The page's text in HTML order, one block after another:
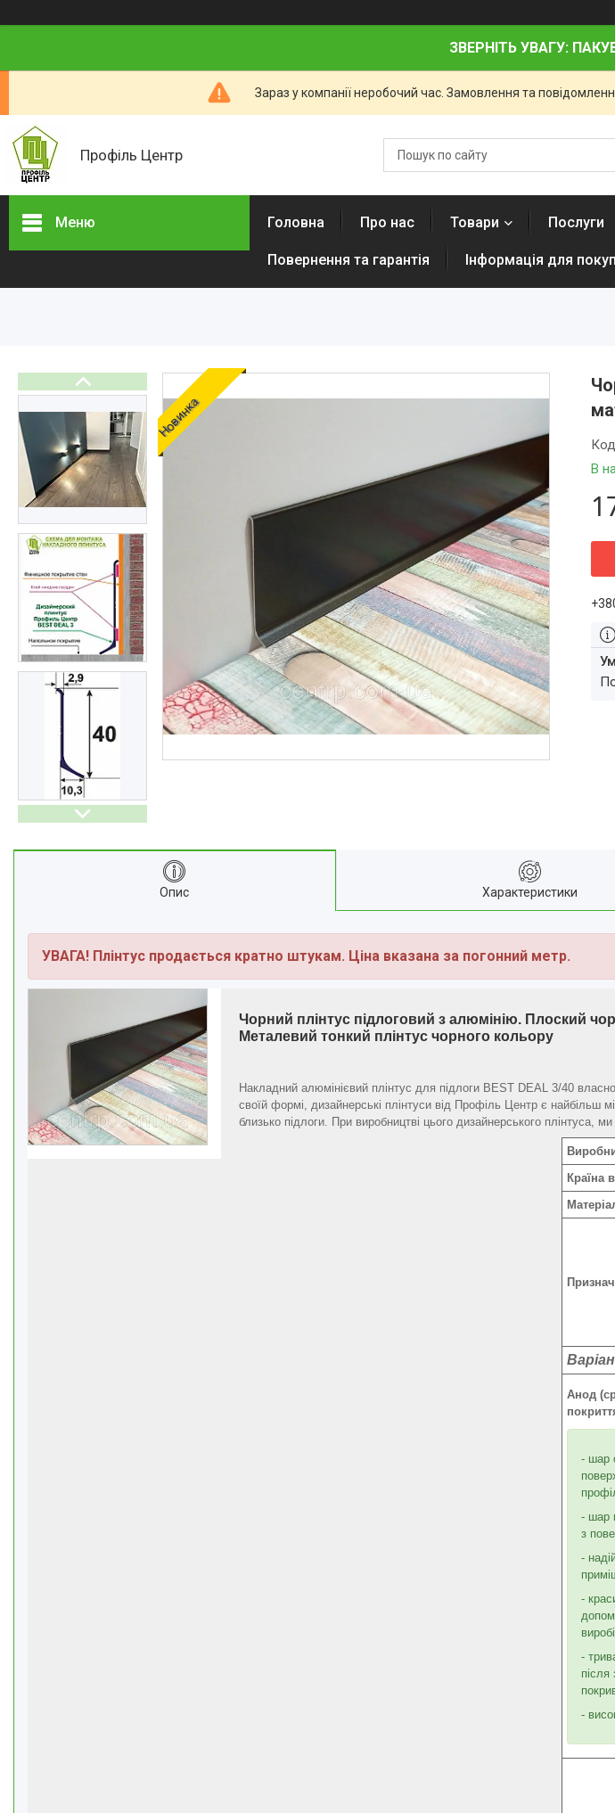
ЗВЕРНІТЬ УВАГУ:
Зараз у компанії неробочий час. Замовлення та
Профіль Центр
Меню
Прихованого Монтажу
Алюмінієвий плінтус BEST
DEAL (власне виробництво)
Плінтуси з нержавіючої сталі
Профіль з LED підсвічуванням
(для стін, підлоги, плитки,
керамограніта і т. д)
Оздоблювальний профіль для
ДСП, ЛДСП, скла, дзеркал,
декоративних стінових
панелей, гіпсопанелей
Профіль для плитки
Капельник Терасний /
балконний профіль (карниз).
Відведення води.
Алюмінієвий профіль
Алюмінієвий верстатний
профіль V-Slot
Алюмінієва лиштва на двері
Профіль для LVT панелей (для
кварцвінілу)
Алюмінієві пороги для підлоги
Алюмінієвий плінтус для
Алюмінієві стінові панелі-рейки
Система укладки плитки без
Кабель канал підлоговий
алюмінієвий
Відгуки
Головна Про нас Товари Послуги
Повернення та гарантія Інформація для
Новинка
В
Опис Характеристики
УВАГА! Плінтус продається кратно штукам. Ціна вказана за погонний метр.
Чорний плінтус підлоговий з алюмінію. Плоский
Металевий тонкий плінтус чорного кольору
Накладний алюмінієвий плінтус для підлоги BEST DEAL 3/40
своїй формі, дизайнерські плінтуси від Профіль Центр є найбільш
близько підлоги. При виробництві цього дизайнерського плінтуса,
Країна
Анод
- шар
- шар
з
-
-
-
після
-